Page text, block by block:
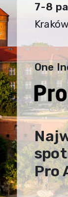
7-8
Kraków
One
Pro